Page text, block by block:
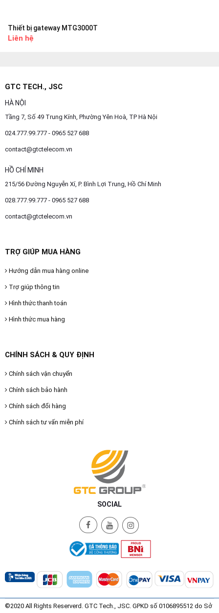
Thiết bị gateway MTG3000T
Liên hệ
GTC TECH., JSC
HÀ NỘI
Tầng 7, Số 49 Trung Kính, Phường Yên Hoà, TP Hà Nội
024.777.99.777 - 0965 527 688
contact@gtctelecom.vn
HỒ CHÍ MINH
215/56 Đường Nguyễn Xí, P. Bình Lợi Trung, Hồ Chí Minh
028.777.99.777 - 0965 527 688
contact@gtctelecom.vn
TRỢ GIÚP MUA HÀNG
Hướng dẫn mua hàng online
Trợ giúp thông tin
Hình thức thanh toán
Hình thức mua hàng
CHÍNH SÁCH & QUY ĐỊNH
Chính sách vận chuyển
Chính sách bảo hành
Chính sách đổi hàng
Chính sách tư vấn miễn phí
SOCIAL
©2020 All Rights Reserverd. GTC Tech., JSC. GPKD số 0106895512 do Sở